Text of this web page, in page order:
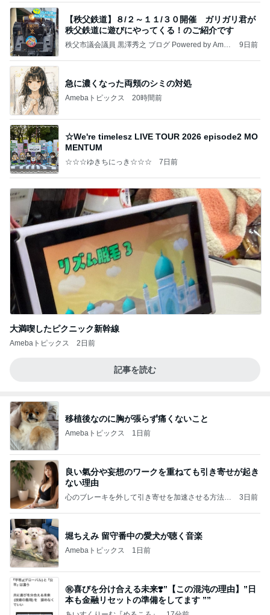
【秩父鉄道】８/２～１１/３０開催 ガリガリ君が
秩父鉄道に遊びにやってくる！のご紹介です
秩父市議会議員 黒澤秀之 ブログ Powered by Ameb
9日前
急に濃くなった両頬のシミの対処
Amebaトピックス 20時間前
☆We're timelesz LIVE TOUR 2026 episode2 MO
MENTUM
☆☆☆ゆきちにっき☆☆☆ 7日前
大満喫したピクニック新幹線
Amebaトピックス 2日前
記事を読む
移植後なのに胸が張らず痛くないこと
Amebaトピックス 1日前
良い氣分や妄想のワークを重ねても引き寄せが起き
ない理由
心のブレーキを外して引き寄せを加速させる方法：
3日前
堀ちえみ 留守番中の愛犬が聴く音楽
Amebaトピックス 1日前
㊗️喜びを分け合える未来❣️”【この混沌の理由】”⽇
本も⾦融リセットの準備をしてます ””